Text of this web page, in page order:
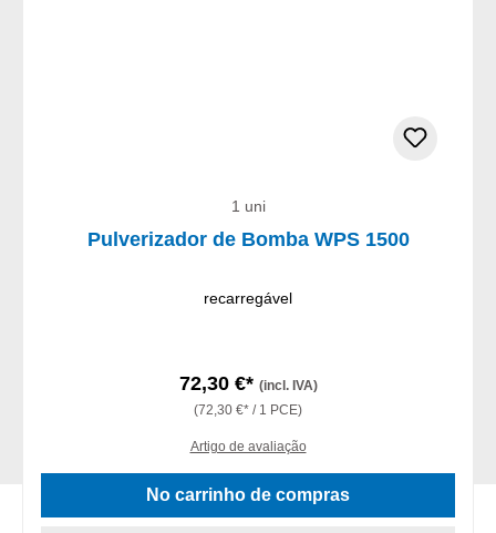
1 uni
Pulverizador de Bomba WPS 1500
recarregável
72,30 €* (incl. IVA)
(72,30 €* / 1 PCE)
Artigo de avaliação
No carrinho de compras